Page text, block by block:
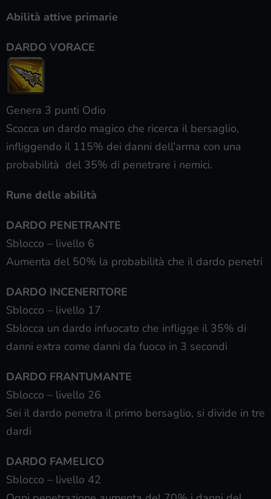
Abilità attive primarie
DARDO VORACE
Genera 3 punti Odio
Scocca un dardo magico che ricerca il bersaglio,
infliggendo il 115% dei danni dell’arma con una
probabilità del 35% di penetrare i nemici.
Rune delle abilità
DARDO PENETRANTE
Sblocco – livello 6
Aumenta del 50% la probabilità che il dardo penetri
DARDO INCENERITORE
Sblocco – livello 17
Sblocca un dardo infuocato che infligge il 35% di
danni extra come danni da fuoco in 3 secondi
DARDO FRANTUMANTE
Sblocco – livello 26
Sei il dardo penetra il primo bersaglio, si divide in tre
dardi
DARDO FAMELICO
Sblocco – livello 42